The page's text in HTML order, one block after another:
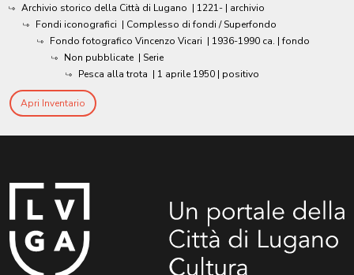
Archivio storico della Città di Lugano | 1221- | archivio
Fondi iconografici | Complesso di fondi / Superfondo
Fondo fotografico Vincenzo Vicari | 1936-1990 ca. | fondo
Non pubblicate | Serie
Pesca alla trota | 1 aprile 1950 | positivo
Apri Inventario